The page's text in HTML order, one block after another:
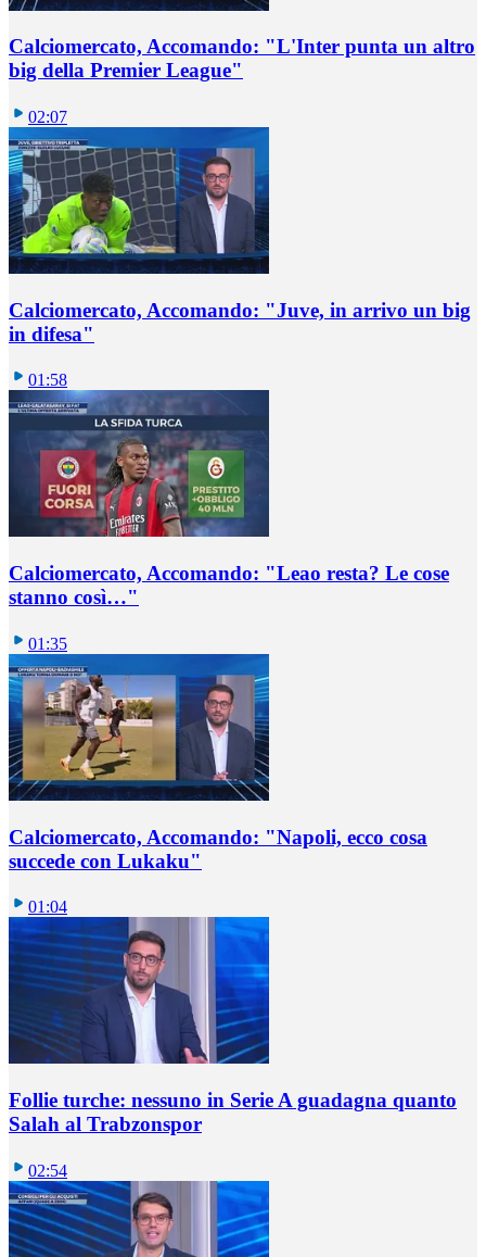
Calciomercato, Accomando: "L'Inter punta un altro
big della Premier League"
02:07
Calciomercato, Accomando: "Juve, in arrivo un big
in difesa"
01:58
Calciomercato, Accomando: "Leao resta? Le cose
stanno così…"
01:35
Calciomercato, Accomando: "Napoli, ecco cosa
succede con Lukaku"
01:04
Follie turche: nessuno in Serie A guadagna quanto
Salah al Trabzonspor
02:54